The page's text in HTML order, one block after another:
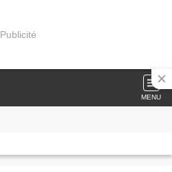
Publicité
MENU